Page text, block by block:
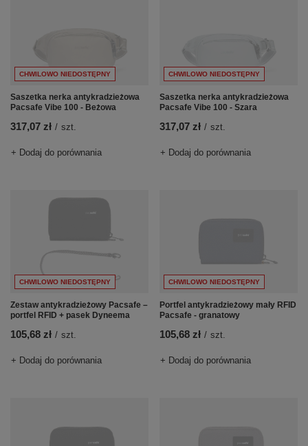
CHWILOWO NIEDOSTĘPNY
Saszetka nerka antykradzieżowa
Pacsafe Vibe 100 - Beżowa
317,07 zł / szt.
+ Dodaj do porównania
CHWILOWO NIEDOSTĘPNY
Saszetka nerka antykradzieżowa
Pacsafe Vibe 100 - Szara
317,07 zł / szt.
+ Dodaj do porównania
CHWILOWO NIEDOSTĘPNY
Zestaw antykradzieżowy Pacsafe –
portfel RFID + pasek Dyneema
105,68 zł / szt.
+ Dodaj do porównania
CHWILOWO NIEDOSTĘPNY
Portfel antykradzieżowy mały RFID
Pacsafe - granatowy
105,68 zł / szt.
+ Dodaj do porównania